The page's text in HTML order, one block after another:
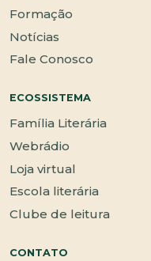
Formação
Notícias
Fale Conosco
ECOSSISTEMA
Família Literária
Webrádio
Loja virtual
Escola literária
Clube de leitura
CONTATO